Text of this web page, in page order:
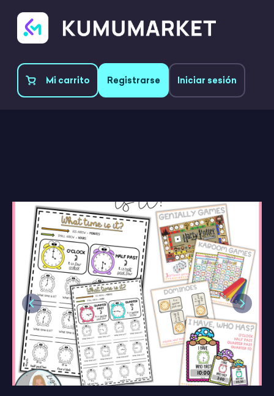
Mi carrito Registrarse Iniciar sesión
Previous Next